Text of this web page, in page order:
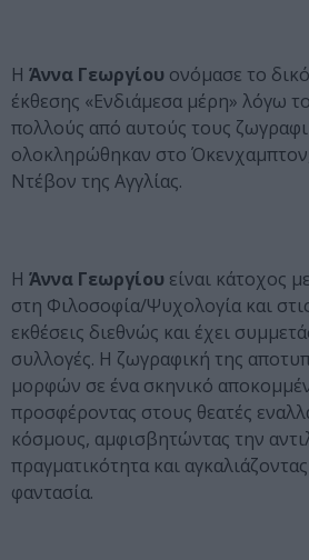
Η Άννα Γεωργίου ονόμασε το
έκθεσης «Ενδιάμεσα μέρη» λόγω
πολλούς από αυτούς τους
ολοκληρώθηκαν στο
Ντέβον της Αγγλίας.
Η Άννα Γεωργίου είναι κάτοχος
στη Φιλοσοφία/Ψυχολογία και
εκθέσεις διεθνώς και έχει
συλλογές. Η ζωγραφική της
μορφών σε ένα σκηνικό
προσφέροντας στους θεατές
κόσμους, αμφισβητώντας την
πραγματικότητα και
φαντασία.